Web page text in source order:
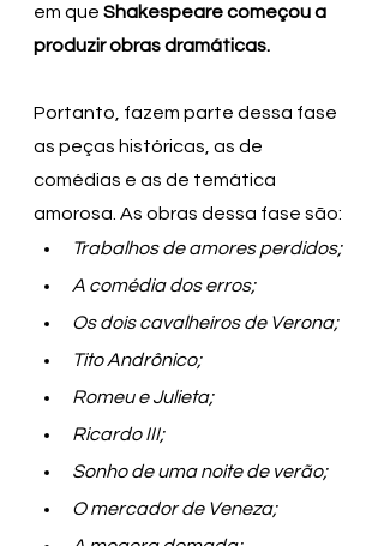
em que Shakespeare começou a
produzir obras dramáticas.
Portanto, fazem parte dessa fase
as peças históricas, as de
comédias e as de temática
amorosa. As obras dessa fase são:
Trabalhos de amores perdidos;
A comédia dos erros;
Os dois cavalheiros de Verona;
Tito Andrônico;
Romeu e Julieta;
Ricardo III;
Sonho de uma noite de verão;
O mercador de Veneza;